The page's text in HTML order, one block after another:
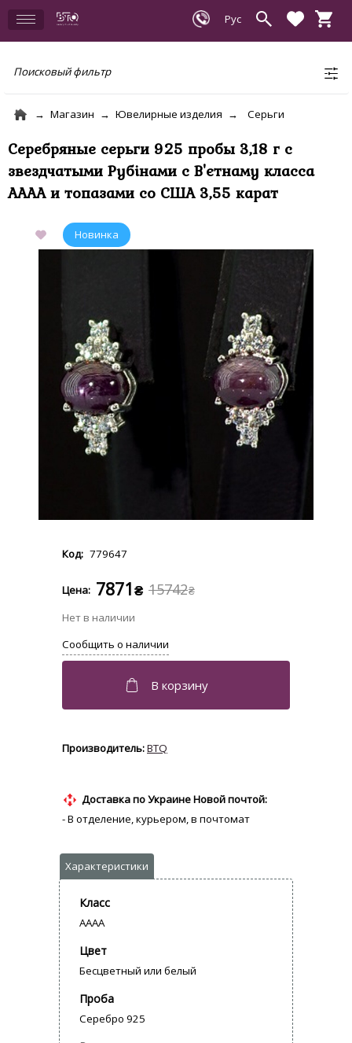
Поисковый фильтр
Магазин Ювелирные изделия Серьги
Серебряные серьги 925 пробы 3,18 г с
звездчатыми Рубінами с В'єтнаму класса
АААА и топазами со США 3,55 карат
779647
15742₴
7871₴
BTQ
Доставка по Украине Новой почтой:
- В отделение, курьером, в почтомат
Класс
AAAA
Цвет
Бесцветный или белый
Проба
Серебро 925